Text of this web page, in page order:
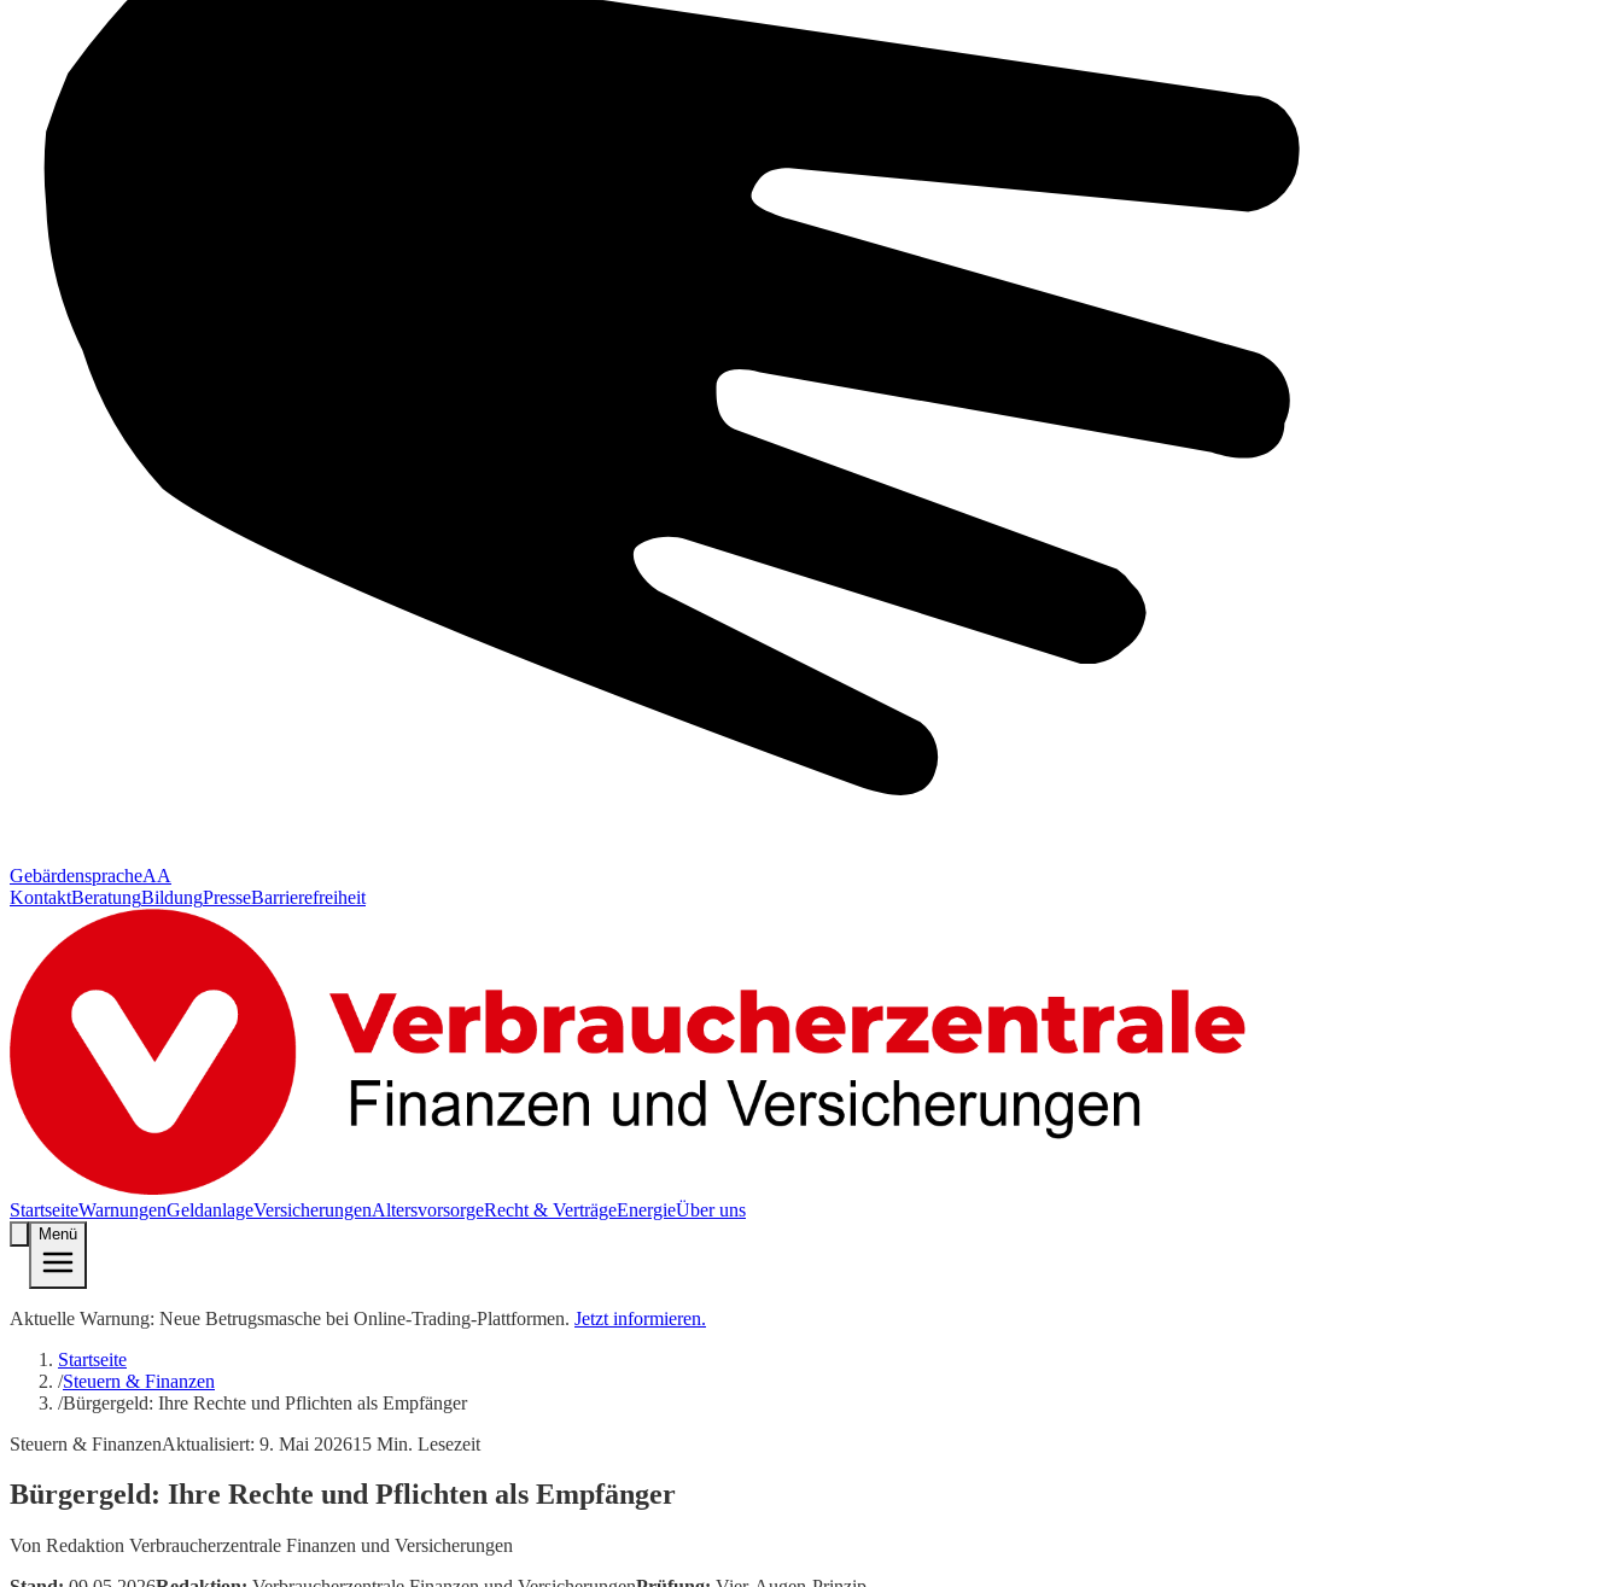
GebärdenspracheAA
KontaktBeratungBildungPresseBarrierefreiheit
StartseiteWarnungenGeldanlageVersicherungenAltersvorsorgeRecht & VerträgeEnergieÜber uns
Menü
Aktuelle Warnung: Neue Betrugsmasche bei Online-Trading-Plattformen. Jetzt informieren.
Startseite
/Steuern & Finanzen
/Bürgergeld: Ihre Rechte und Pflichten als Empfänger
Steuern & FinanzenAktualisiert: 9. Mai 202615 Min. Lesezeit
Bürgergeld: Ihre Rechte und Pflichten als Empfänger
Von Redaktion Verbraucherzentrale Finanzen und Versicherungen